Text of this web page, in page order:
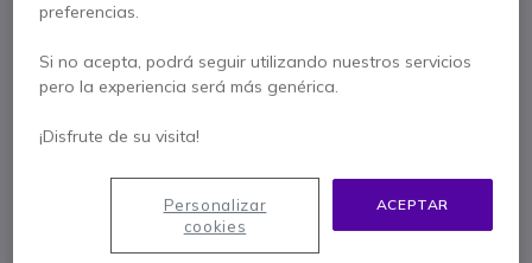
Características principales
Pantalla TFT en color de 3.36''
12 teclas de función LED programables
HD de calidad con reducción de ruido
Soporte para PoE y conmutador Gigabit
Compatible con el módulo P800 KEY PRO
Puerto USB 2.0 para accesorios
preferencias.
Si no acepta, podrá seguir utilizando nuestros servicios
pero la experiencia será más genérica.
¡Disfrute de su visita!
ACEPTAR
Personalizar
cookies